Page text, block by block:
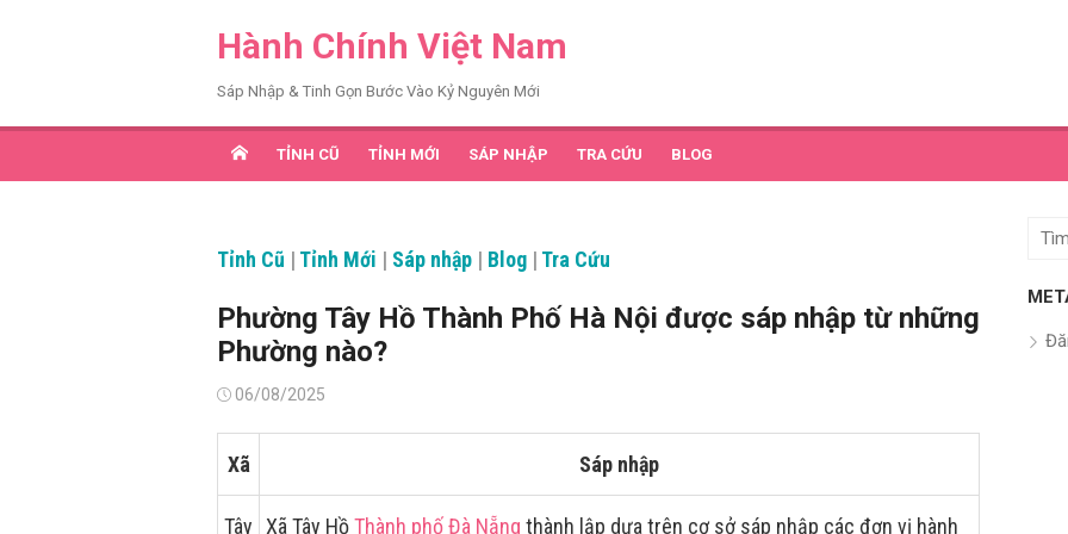
Hành Chính Việt Nam
Sáp Nhập & Tinh Gọn Bước Vào Kỷ Nguyên Mới
TỈNH CŨ TỈNH MỚI SÁP NHẬP TRA CỨU BLOG
Tỉnh Cũ | Tỉnh Mới | Sáp nhập | Blog | Tra Cứu
Phường Tây Hồ Thành Phố Hà Nội được sáp nhập từ những
Phường nào?
Đăng06/08/2025
Xã Sáp nhập
Tây
Xã Tây HồThành phố Đà Nẵng thành lập dựa trên cơ sở sáp nhập các đơn vị hành
Tìm
quả